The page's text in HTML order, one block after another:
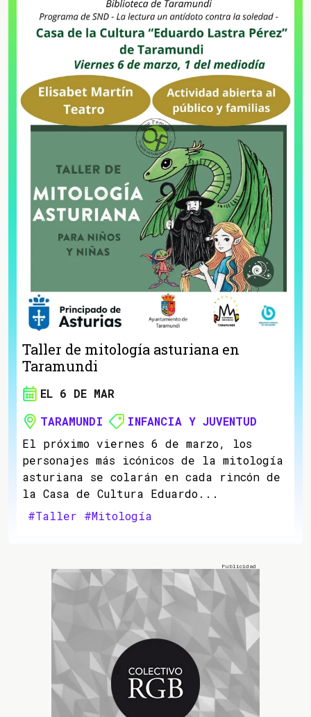
Taller de mitología asturiana en
Taramundi
EL 6 DE MAR
TARAMUNDI
INFANCIA Y JUVENTUD
El próximo viernes 6 de marzo, los
personajes más icónicos de la mitología
asturiana se colarán en cada rincón de
la Casa de Cultura Eduardo...
#Taller #Mitología